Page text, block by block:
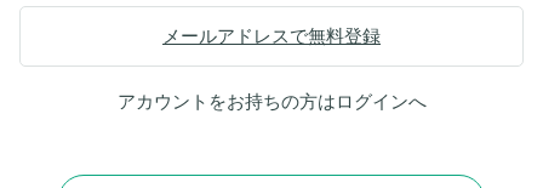
メールアドレスで無料登録
アカウントをお持ちの方はログインへ